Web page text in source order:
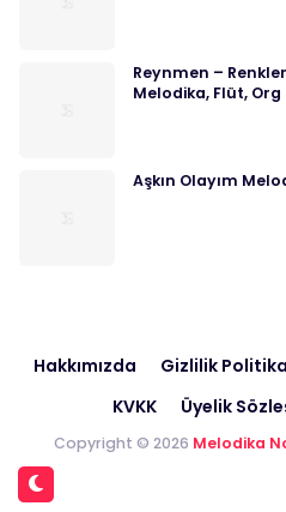
Reynmen –
Melodika, Flüt, Org
Aşkın Olayım
Hakkımızda Gizlilik
KVKK
Üyelik
Copyright © 2026 Melodika